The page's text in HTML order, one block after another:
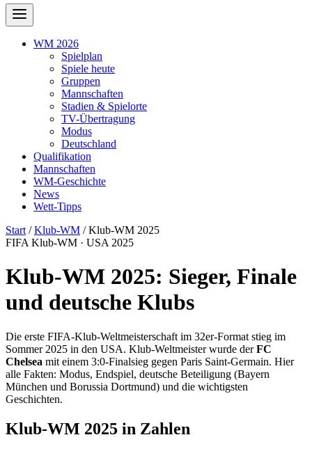
WM 2026
Spielplan
Spiele heute
Gruppen
Mannschaften
Stadien & Spielorte
TV-Übertragung
Modus
Deutschland
Qualifikation
Mannschaften
WM-Geschichte
News
Wett-Tipps
Start /Klub-WM /Klub-WM 2025
FIFA Klub-WM · USA 2025
Klub-WM 2025: Sieger, Finale
und deutsche Klubs
Die erste FIFA-Klub-Weltmeisterschaft im 32er-Format stieg im
Sommer 2025 in den USA. Klub-Weltmeister wurde derFC
Chelsea mit einem 3:0-Finalsieg gegen Paris Saint-Germain. Hier
alle Fakten: Modus, Endspiel, deutsche Beteiligung (Bayern
München und Borussia Dortmund) und die wichtigsten
Geschichten.
Klub-WM 2025 in Zahlen